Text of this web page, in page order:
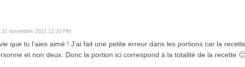
21 novembre 2021 12:20 PM
que tu l’aies aimé ! J’ai fait une petite erreur dans les portions car la
et non deux. Donc la portion ici correspond à la totalité de la recette 🙂